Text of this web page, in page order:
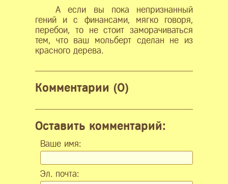
А если вы пока непризнанный
гений и с финансами, мягко говоря,
перебои, то не стоит заморачиваться
тем, что ваш мольберт сделан не из
красного дерева.
Комментарии (0)
Оставить комментарий:
Ваше имя:
Эл. почта: